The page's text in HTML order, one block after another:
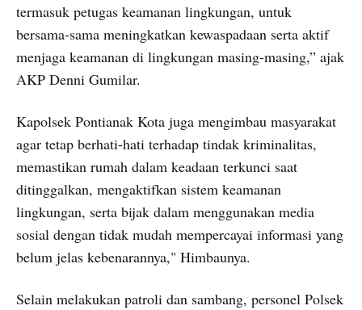
termasuk petugas keamanan lingkungan, untuk
bersama-sama meningkatkan kewaspadaan serta aktif
menjaga keamanan di lingkungan masing-masing,” ajak
AKP Denni Gumilar.
Kapolsek Pontianak Kota juga mengimbau masyarakat
agar tetap berhati-hati terhadap tindak kriminalitas,
memastikan rumah dalam keadaan terkunci saat
ditinggalkan, mengaktifkan sistem keamanan
lingkungan, serta bijak dalam menggunakan media
sosial dengan tidak mudah mempercayai informasi yang
belum jelas kebenarannya," Himbaunya.
Selain melakukan patroli dan sambang, personel Polsek